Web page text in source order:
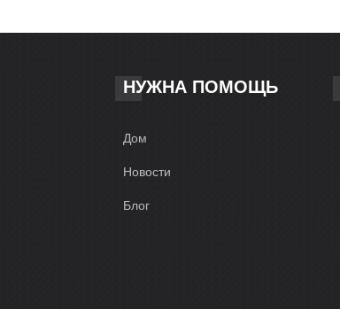
НУЖНА ПОМОЩЬ
Дом
Новости
Блог